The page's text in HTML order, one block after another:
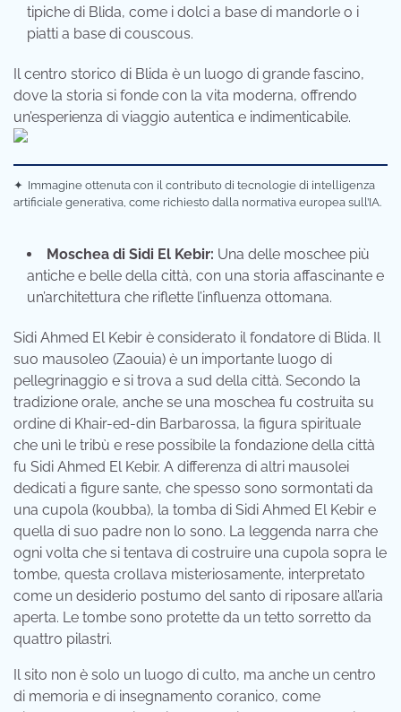
tipiche di Blida, come i dolci a base di mandorle o i
piatti a base di couscous.
Il centro storico di Blida è un luogo di grande fascino,
dove la storia si fonde con la vita moderna, offrendo
un’esperienza di viaggio autentica e indimenticabile.
✦ Immagine ottenuta con il contributo di tecnologie di intelligenza
artificiale generativa, come richiesto dalla normativa europea sull’IA.
Moschea di Sidi El Kebir: Una delle moschee più
antiche e belle della città, con una storia affascinante e
un’architettura che riflette l’influenza ottomana.
Sidi Ahmed El Kebir è considerato il fondatore di Blida. Il
suo mausoleo (Zaouia) è un importante luogo di
pellegrinaggio e si trova a sud della città. Secondo la
tradizione orale, anche se una moschea fu costruita su
ordine di Khair-ed-din Barbarossa, la figura spirituale
che unì le tribù e rese possibile la fondazione della città
fu Sidi Ahmed El Kebir. A differenza di altri mausolei
dedicati a figure sante, che spesso sono sormontati da
una cupola (koubba), la tomba di Sidi Ahmed El Kebir e
quella di suo padre non lo sono. La leggenda narra che
ogni volta che si tentava di costruire una cupola sopra le
tombe, questa crollava misteriosamente, interpretato
come un desiderio postumo del santo di riposare all’aria
aperta. Le tombe sono protette da un tetto sorretto da
quattro pilastri.
Il sito non è solo un luogo di culto, ma anche un centro
di memoria e di insegnamento coranico, come